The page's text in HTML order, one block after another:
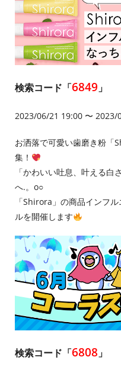
検索コード「6849」
2023/06/21 19:00 〜 2023/
お洒落で可愛い歯磨き粉「
集！
「かわいい吐息、叶える
へ.。o○
「Shirora」の商品インフ
ルを開催します
検索コード「6808 」